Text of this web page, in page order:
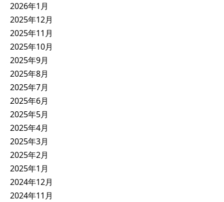
2026年1月
2025年12月
2025年11月
2025年10月
2025年9月
2025年8月
2025年7月
2025年6月
2025年5月
2025年4月
2025年3月
2025年2月
2025年1月
2024年12月
2024年11月